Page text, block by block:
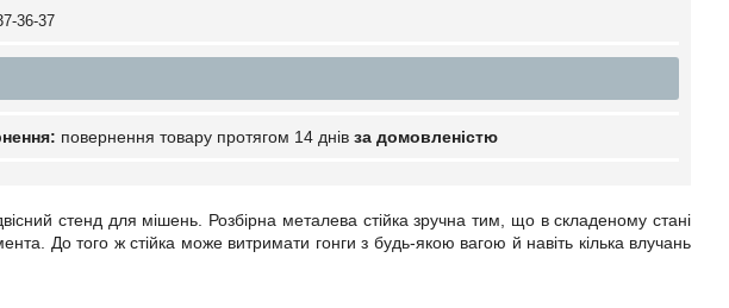
36-37
повернення товару протягом 14 днів за домовленістю
стенд для мішень. Розбірна металева стійка зручна тим, що в складеному стані
До того ж стійка може витримати гонги з будь-якою вагою й навіть кілька влучань